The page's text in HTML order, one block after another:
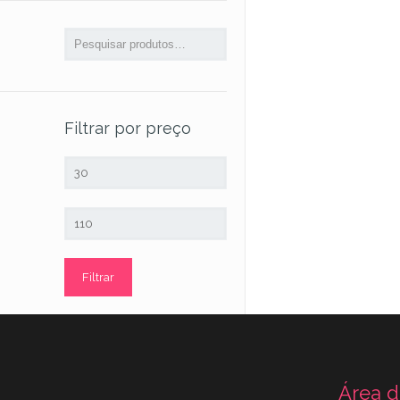
Filtrar por preço
Filtrar
Área